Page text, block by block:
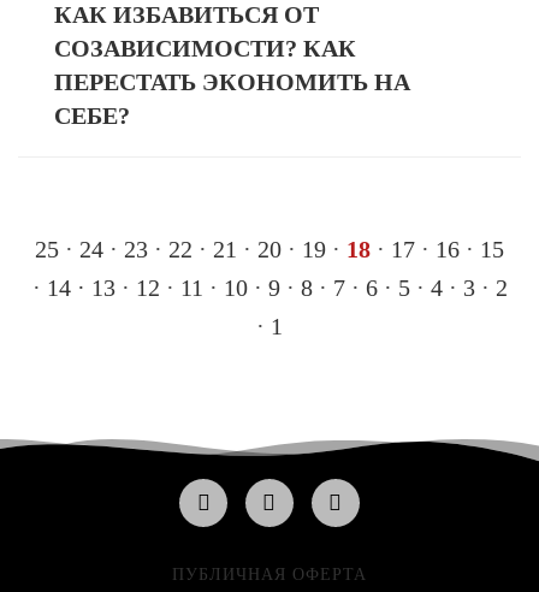
КАК ИЗБАВИТЬСЯ ОТ
СОЗАВИСИМОСТИ? КАК
ПЕРЕСТАТЬ ЭКОНОМИТЬ НА
СЕБЕ?
25 · 24 · 23 · 22 · 21 · 20 · 19 · 18 · 17 · 16 · 15
· 14 · 13· 12 · 11 · 10· 9· 8· 7· 6· 5· 4· 3· 2
· 1
ПУБЛИЧНАЯ ОФЕРТА